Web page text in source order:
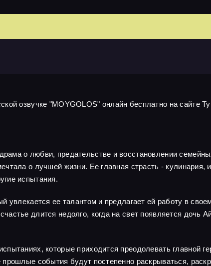
озвучке "MOYGOLOS" онлайн бесплатно на сайте
о любви, предательстве и восстановлении
о лучшей жизни. Ее главная страсть - кулинария,
испытания.
увлекается ее талантом и предлагает ей работу в
длится недолго, когда на свет появляется дочь
которые приходится преодолевать главной
прошлые события будут постепенно раскрываться,